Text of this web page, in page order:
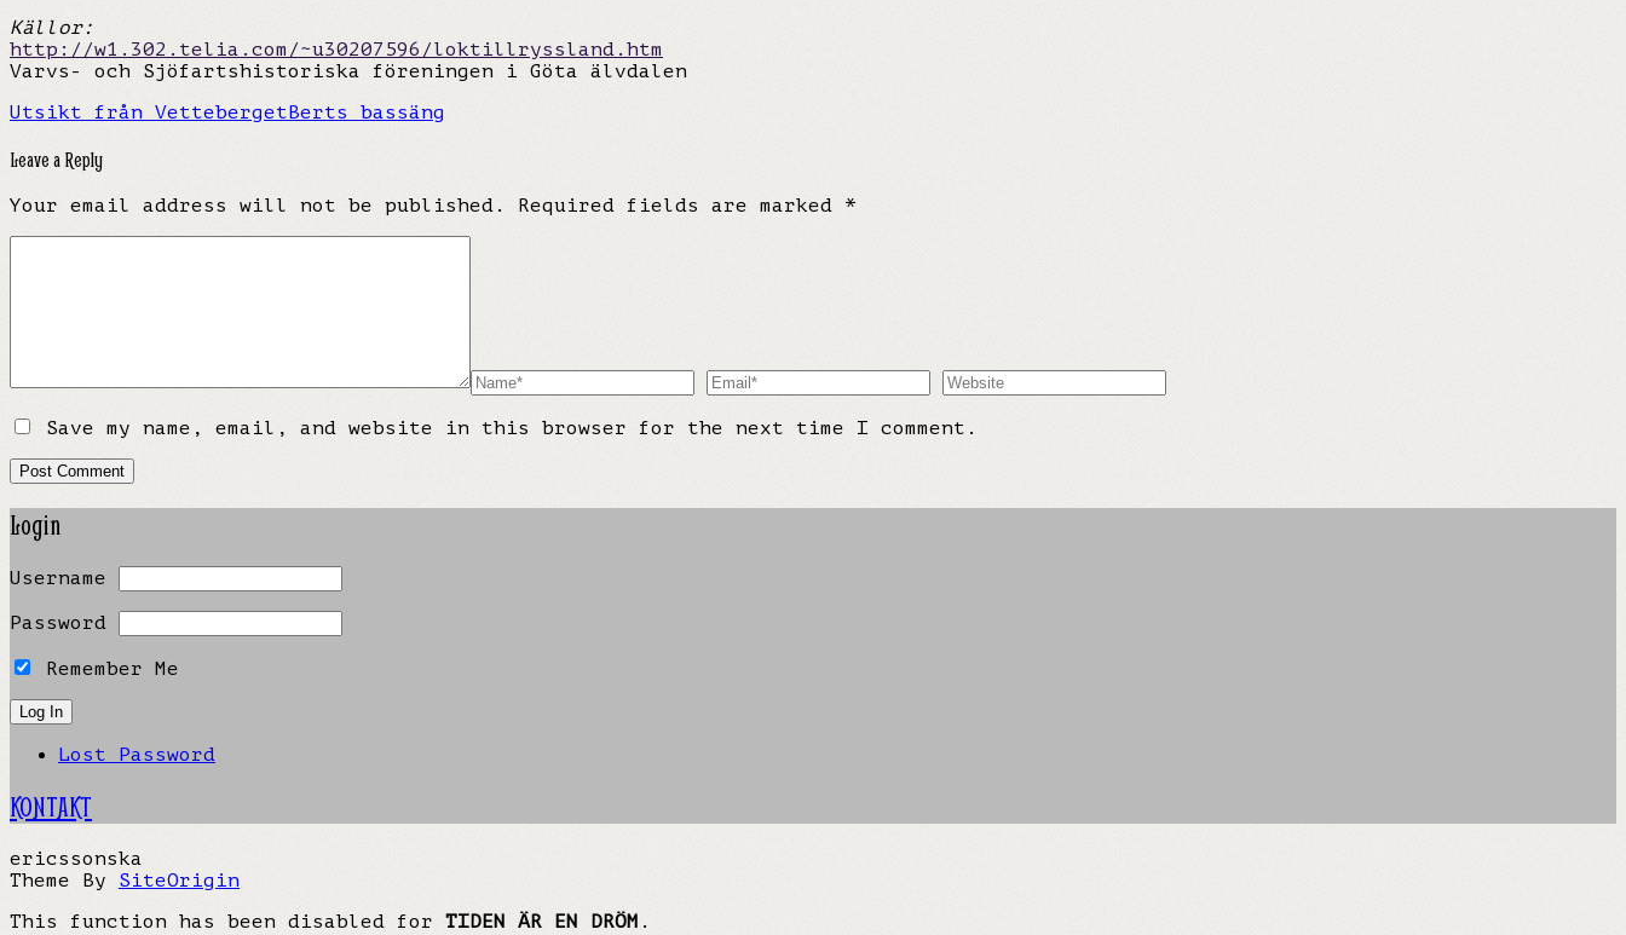
Källor:
http://w1.302.telia.com/~u30207596/loktillryssland.htm
Varvs- och Sjöfartshistoriska föreningen i Göta älvdalen
Utsikt från VettebergetBerts bassäng
Leave a Reply
Your email address will not be published. Required fields are marked *
Save my name, email, and website in this browser for the next time I comment.
Login
Username
Password
Remember Me
Lost Password
KONTAKT
ericssonska
Theme By SiteOrigin
This function has been disabled for TIDEN ÄR EN DRÖM .